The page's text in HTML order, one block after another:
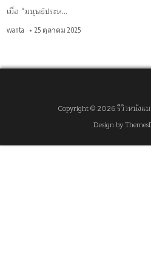
เมื่อ “มนุษย์ประห…
wanta 25 ตุลาคม 2025
Copyright © 2026 รีวิวหนังแ
Design by